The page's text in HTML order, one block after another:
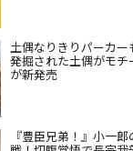
土偶なりきりパーカ
発掘された土偶がモ
が新発売
『豊臣兄弟！』小一